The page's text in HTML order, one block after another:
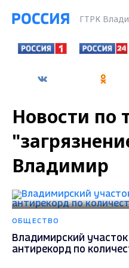
ГТРК
Новости по
Владимир
ОБЩЕСТВО
Владимирский
антирекорд по